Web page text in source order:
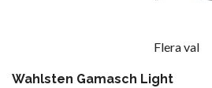
Flera val
Wahlsten Gamasch Light